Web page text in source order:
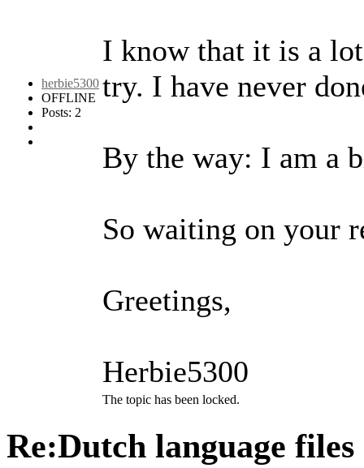
herbie5300
OFFLINE
Posts: 2
I know that it is a
try. I have never
By the way: I am a
So waiting on your
Greetings,
Herbie5300
The topic has been locked.
Re:Dutch language files